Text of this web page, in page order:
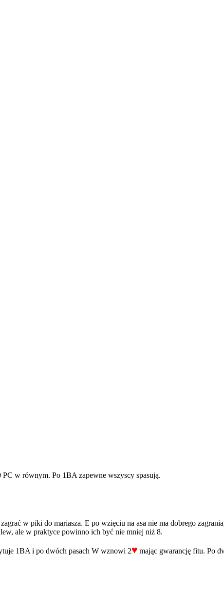
PC w równym. Po 1BA zapewne wszyscy spasują.
w piki do mariasza. E po wzięciu na asa nie ma dobrego
ale w praktyce powinno ich być nie mniej niż 8.
1BA i po dwóch pasach W wznowi 2♥ mając gwarancję fitu. Po